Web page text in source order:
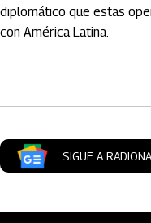
diplomático que estas
con América Latina.
SIGUE A